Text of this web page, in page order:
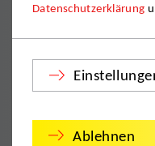
Die Spedition Wilhelm
Im Januar 2000 feierte
Und ist im Jahre 2016
Datenschutzerklärung
Ablehnen